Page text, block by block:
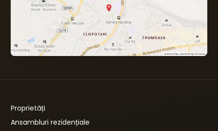
Proprietăți
Ansambluri rezidențiale